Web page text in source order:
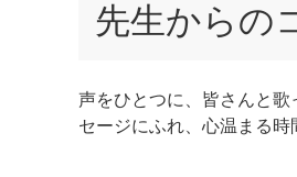
先生からの
声をひとつに、皆さんと
セージにふれ、心温まる